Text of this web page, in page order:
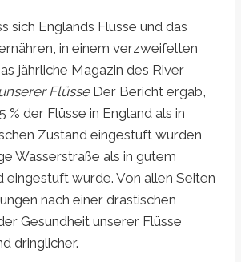
sich Englands Flüsse und das
in einem verzweifelten
jährliche Magazin des River
FlüsseDer Bericht ergab,
% der Flüsse in England als in
Zustand eingestuft wurden
Wasserstraße als in gutem
eingestuft wurde. Von allen Seiten
nach einer drastischen
Gesundheit unserer Flüsse
dringlicher.